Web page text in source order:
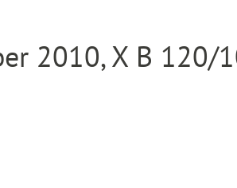
2010, X B 120/